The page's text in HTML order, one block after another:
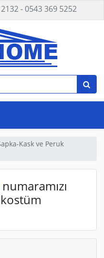
2132 - 0543 369 5252
Kask ve Peruk
numaramızı